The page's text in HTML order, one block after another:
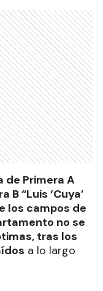
de Primera A
B “Luis ‘Cuya’
los campos de
no se
tras los
a lo largo